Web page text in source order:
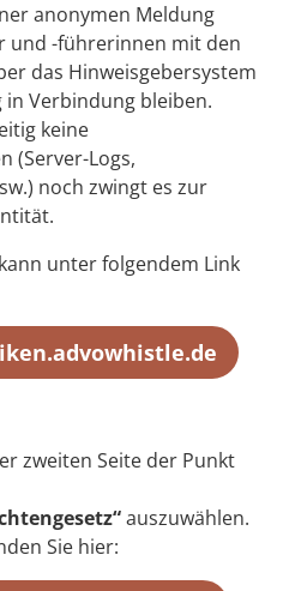
anonymen Meldung
und -führerinnen mit den
das Hinweisgebersystem
in Verbindung bleiben.
keine
(Server-Logs,
noch zwingt es zur
unter folgendem Link
zweiten Seite der Punkt
auszuwählen.
Sie hier: